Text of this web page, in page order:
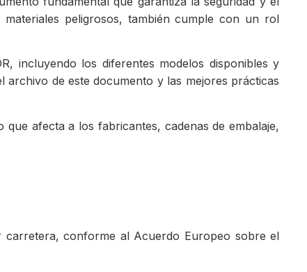
peligrosos, también cumple con un rol
incluyendo los diferentes modelos disponibles y
de este documento y las mejores prácticas
afecta a los fabricantes, cadenas de embalaje,
conforme al Acuerdo Europeo sobre el